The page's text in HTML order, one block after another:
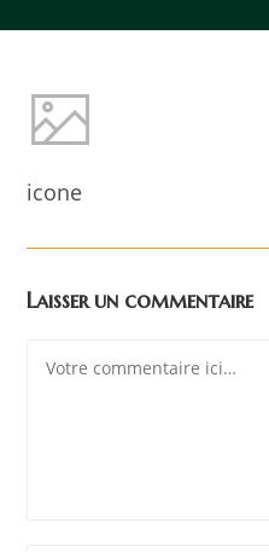
icone
Laisser un commentaire